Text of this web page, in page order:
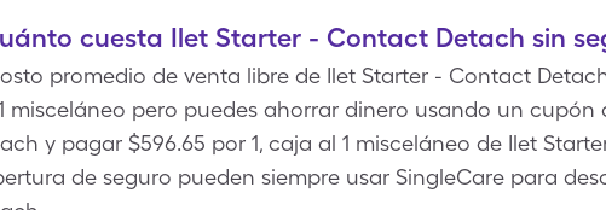
cuesta Ilet Starter - Contact Detach sin
promedio de venta libre de Ilet Starter - Contact
misceláneo pero puedes ahorrar dinero usando un
y pagar $596.65 por 1, caja al 1 misceláneo de Ilet
de seguro pueden siempre usar SingleCare para